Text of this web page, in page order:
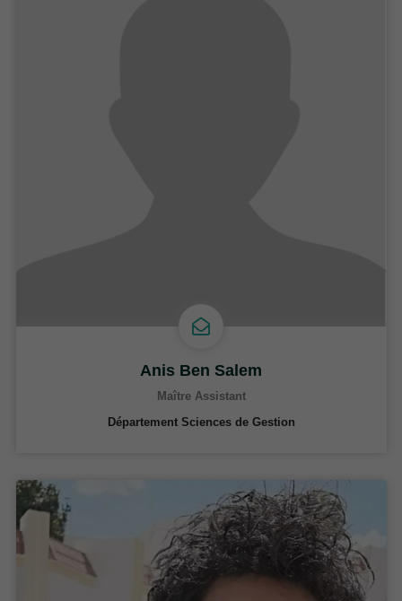
Anis Ben Salem
Maître Assistant
Département Sciences de Gestion